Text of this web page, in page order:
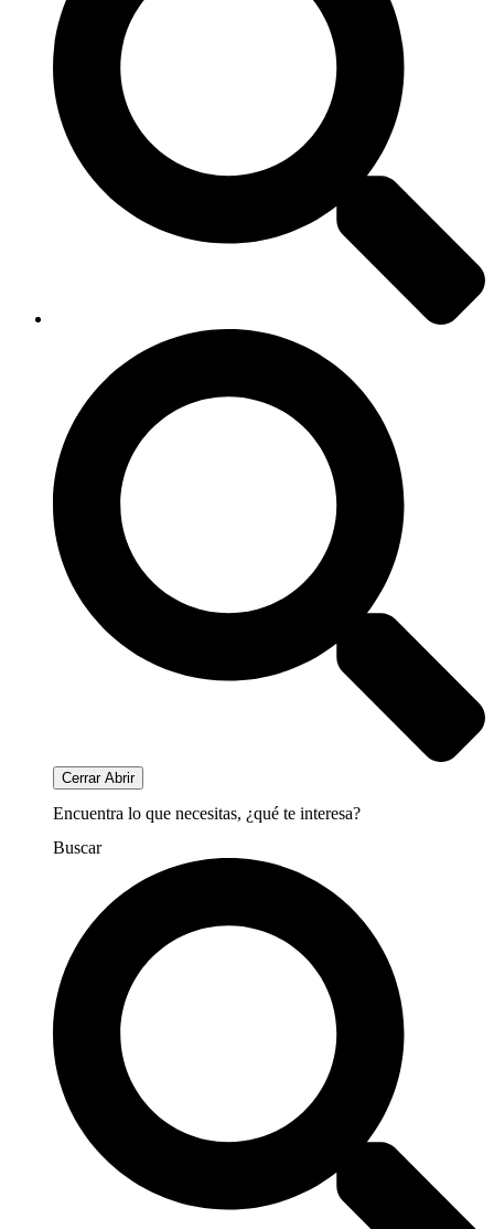
Cerrar Abrir
Encuentra lo que necesitas, ¿qué te interesa?
Buscar